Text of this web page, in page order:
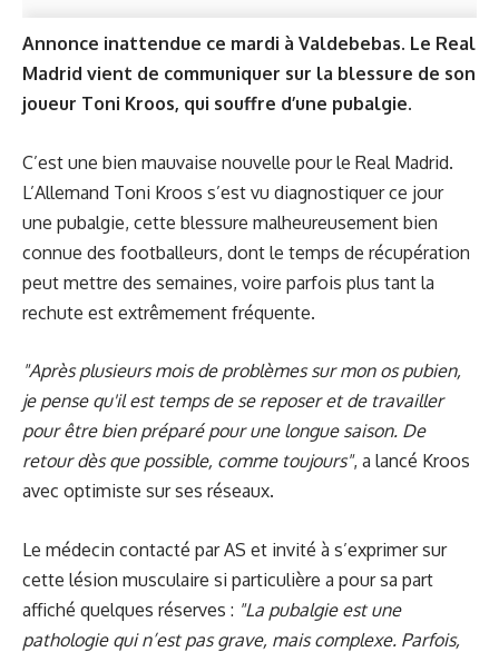
Annonce inattendue ce mardi à Valdebebas. Le Real
Madrid vient de communiquer sur la blessure de son
joueur Toni Kroos, qui souffre d’une pubalgie.
C’est une bien mauvaise nouvelle pour le Real Madrid.
L’Allemand Toni Kroos s’est vu diagnostiquer ce jour
une pubalgie, cette blessure malheureusement bien
connue des footballeurs, dont le temps de récupération
peut mettre des semaines, voire parfois plus tant la
rechute est extrêmement fréquente.
"Après plusieurs mois de problèmes sur mon os pubien,
je pense qu'il est temps de se reposer et de travailler
pour être bien préparé pour une longue saison. De
retour dès que possible, comme toujours", a lancé Kroos
avec optimiste sur ses réseaux.
Le médecin contacté par AS et invité à s’exprimer sur
cette lésion musculaire si particulière a pour sa part
affiché quelques réserves : "La pubalgie est une
pathologie qui n’est pas grave, mais complexe. Parfois,